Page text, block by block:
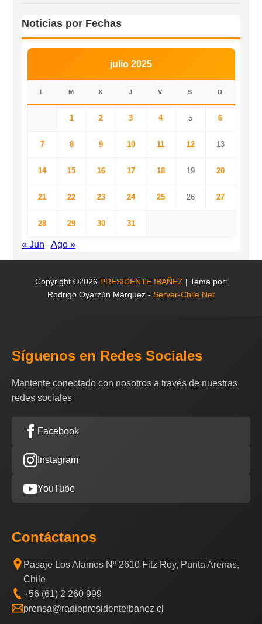
Noticias por Fechas
julio 2025
L M X J V S D
1 2 3 4 5 6
7 8 9 10 11 12 13
14 15 16 17 18 19 20
21 22 23 24 25 26 27
28 29 30 31
« Jun Ago »
Copyright ©2026 PRESIDENTE IBAÑEZ | Tema por:
Rodrigo Oyarzún Márquez - Server-Chile.Net
Síguenos en Redes Sociales
Mantente conectado con nosotros a través de nuestras
redes sociales
Facebook
Instagram
YouTube
Contáctanos
Pasaje Los Alamos Nº 2610 Fitz Roy, Punta Arenas,
Chile
+56 (61) 2 260 999
prensa@radiopresidenteibanez.cl